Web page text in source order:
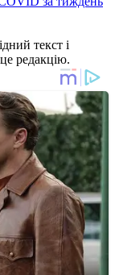
текст і
редакцію.